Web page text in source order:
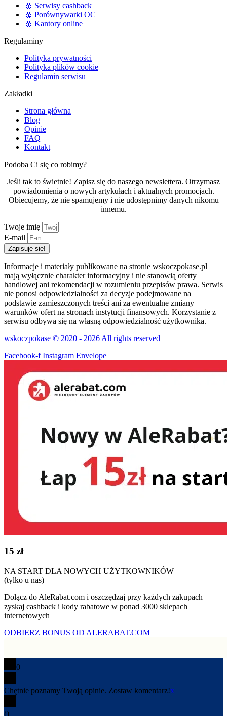
🥇 Serwisy cashback
🥈 Porównywarki OC
🥉 Kantory online
Regulaminy
Polityka prywatności
Polityka plików cookie
Regulamin serwisu
Zakładki
Strona główna
Blog
Opinie
FAQ
Kontakt
Podoba Ci się co robimy?
Jeśli tak to świetnie! Zapisz się do naszego newslettera. Otrzymasz
powiadomienia o nowych artykułach i aktualnych promocjach.
Obiecujemy, że nie spamujemy i nie udostępnimy danych nikomu
innemu.
Twoje imię
E-mail
Zapisuję się!
Informacje i materiały publikowane na stronie wskoczpokase.pl
mają wyłącznie charakter informacyjny i nie stanowią oferty
handlowej ani rekomendacji w rozumieniu przepisów prawa. Serwis
nie ponosi odpowiedzialności za decyzje podejmowane na
podstawie zamieszczonych treści ani za ewentualne zmiany
warunków ofert na stronach instytucji finansowych. Korzystanie z
serwisu odbywa się na własną odpowiedzialność użytkownika.
wskoczpokase © 2020 - 2026 All rights reserved
Facebook-f Instagram Envelope
15 zł
NA START DLA NOWYCH UŻYTKOWNIKÓW
(tylko u nas)
Dołącz do AleRabat.com i oszczędzaj przy każdych zakupach —
zyskaj cashback i kody rabatowe w ponad 3000 sklepach
internetowych
ODBIERZ BONUS OD ALERABAT.COM
0
Chętnie poznamy Twoją opinie. Zostaw komentarz!x
()